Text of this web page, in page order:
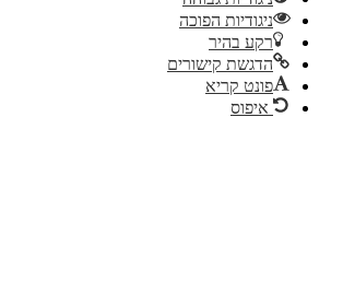
ניגודיות הפוכה
רקע בהיר
הדגשת קישורים
פונט קריא
איפוס